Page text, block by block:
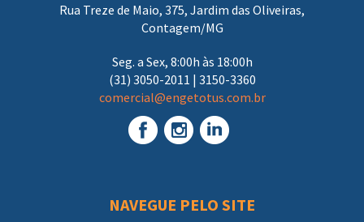
Rua Treze de Maio, 375, Jardim das Oliveiras,
Contagem/MG
Seg. a Sex, 8:00h às 18:00h
(31) 3050-2011 | 3150-3360
comercial@engetotus.com.br
NAVEGUE PELO SITE